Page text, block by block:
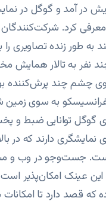
در آمد و گوگل در
کرد.
به طور زنده تصاویری را
نفر به تالار همایش
چشم چند پرش‌کننده
گوگل توانایی ضبط و
نمایشگری دارند که در
جست‌وجو در وب و
عینک امکان‌پذیر
که قصد دارد تا